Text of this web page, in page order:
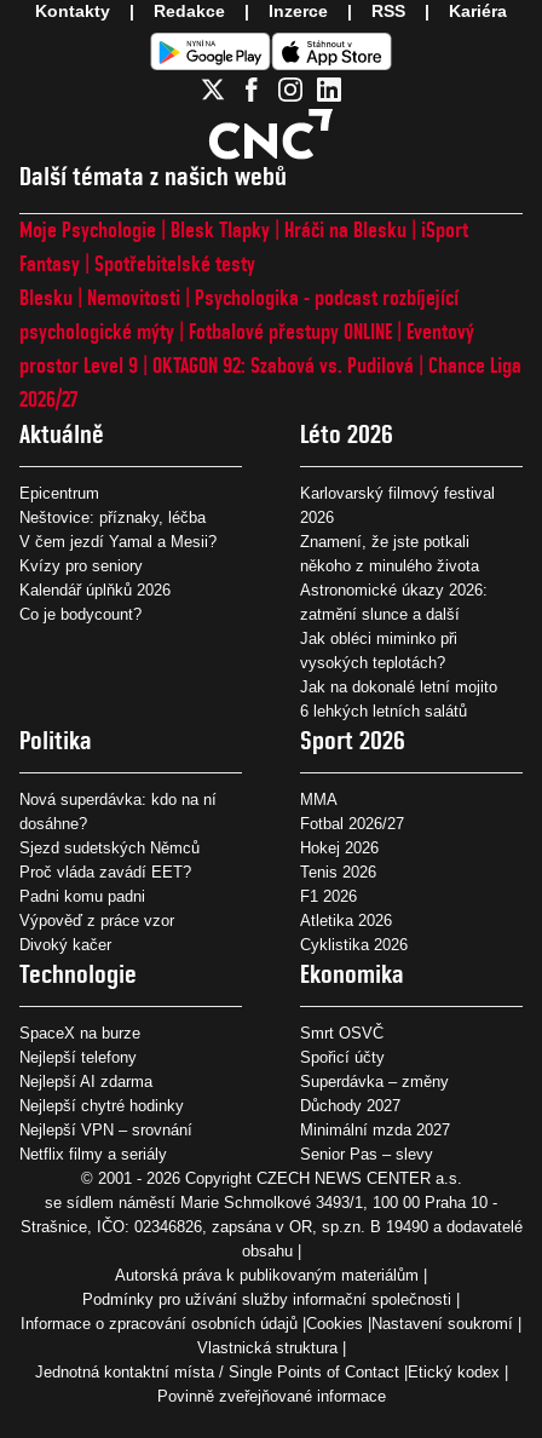
Další témata z našich webů
Moje Psychologie Blesk Tlapky Hráči na Blesku
iSport
Fantasy Spotřebitelské testy
Blesku
Nemovitosti
Psychologika - podcast rozbíjející
psychologické mýty
Fotbalové přestupy ONLINE
Eventový
prostor Level 9 OKTAGON 92: Szabová vs. Pudilová
Chance Liga
2026/27
Aktuálně
Epicentrum
Neštovice: příznaky, léčba
V čem jezdí Yamal a Mesii?
Kvízy pro seniory
Kalendář úplňků 2026
Co je bodycount?
Léto 2026
Karlovarský filmový festival
2026
Znamení, že jste potkali
někoho z minulého života
Astronomické úkazy 2026:
zatmění slunce a další
Jak obléci miminko při
vysokých teplotách?
Jak na dokonalé letní mojito
6 lehkých letních salátů
Politika
Nová superdávka: kdo na ní
dosáhne?
Sjezd sudetských Němců
Proč vláda zavádí EET?
Padni komu padni
Výpověď z práce vzor
Divoký kačer
Sport 2026
MMA
Fotbal 2026/27
Hokej 2026
Tenis 2026
F1 2026
Atletika 2026
Cyklistika 2026
Technologie
SpaceX na burze
Nejlepší telefony
Nejlepší AI zdarma
Nejlepší chytré hodinky
Nejlepší VPN – srovnání
Netflix filmy a seriály
Ekonomika
Smrt OSVČ
Spořicí účty
Superdávka – změny
Důchody 2027
Minimální mzda 2027
Senior Pas – slevy
Kontakty Redakce Inzerce RSS Kariéra
© 2001 - 2026 Copyright CZECH NEWS CENTER a.s.
se sídlem náměstí Marie Schmolkové 3493/1, 100 00 Praha 10 -
Strašnice, IČO: 02346826, zapsána v OR, sp.zn. B 19490 a dodavatelé
obsahu
Autorská práva k publikovaným materiálům
Podmínky pro užívání služby informační společnosti
Informace o zpracování osobních údajů Cookies Nastavení soukromí
Vlastnická struktura
Jednotná kontaktní místa / Single Points of Contact Etický kodex
Povinně zveřejňované informace